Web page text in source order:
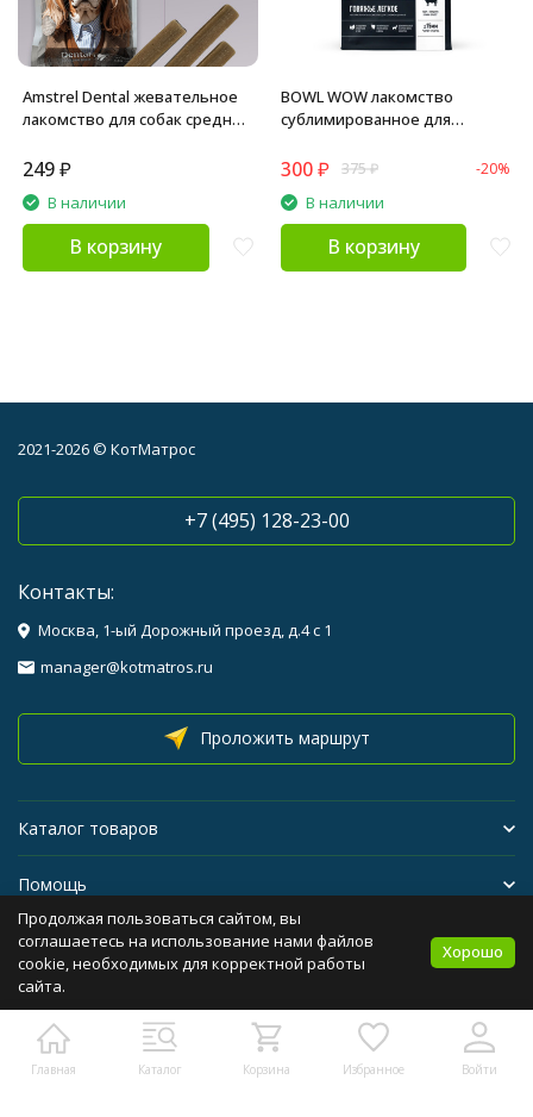
Amstrel Dental жевательное
лакомство для собак средних
249₽
В наличии
В корзину
BOWL WOW лакомство
сублимированное для
всех пород, легкое говяжье -
300 ₽ 375₽ -20%
В наличии
В корзину
Главная Каталог Корзина Избранное Войти
2021-2026 © КотМатрос
+7 (495) 128-23-00
Контакты:
Москва, 1-ый Дорожный проезд, д.4 с 1
manager@kotmatros.ru
Проложить маршрут
Каталог товаров
Помощь
Бренды
Политика персональных данных Карта сайта
Продолжая пользоваться сайтом, вы
соглашаетесь на использование нами файлов
cookie, необходимых для корректной работы
сайта.
Хорошо